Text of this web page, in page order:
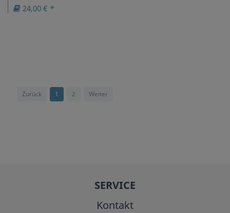
24,00 € *
Zurück 1 2 Weiter
SERVICE
Kontakt